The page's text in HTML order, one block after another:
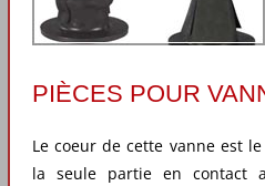
PIÈCES POUR
Le coeur de cette vanne est
la seule partie en contact